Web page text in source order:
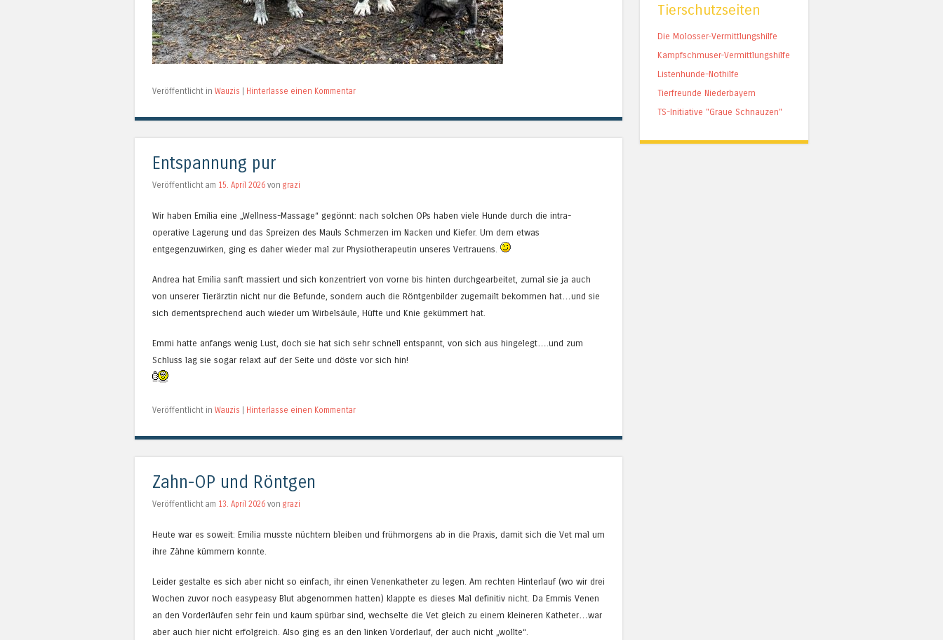
Veröffentlicht in Wauzis Hinterlasse einen Kommentar
Entspannung pur
Veröffentlicht am 15. April 2026 von grazi
Wir haben Emilia eine „Wellness-Massage“ gegönnt: nach solchen OPs haben viele Hunde durch die intra-
operative Lagerung und das Spreizen des Mauls Schmerzen im Nacken und Kiefer. Um dem etwas
entgegenzuwirken, ging es daher wieder mal zur Physiotherapeutin unseres Vertrauens.
Andrea hat Emilia sanft massiert und sich konzentriert von vorne bis hinten durchgearbeitet, zumal sie ja auch
von unserer Tierärztin nicht nur die Befunde, sondern auch die Röntgenbilder zugemailt bekommen hat…und sie
sich dementsprechend auch wieder um Wirbelsäule, Hüfte und Knie gekümmert hat.
Emmi hatte anfangs wenig Lust, doch sie hat sich sehr schnell entspannt, von sich aus hingelegt….und zum
Schluss lag sie sogar relaxt auf der Seite und döste vor sich hin!
Veröffentlicht in Wauzis Hinterlasse einen Kommentar
Zahn-OP und Röntgen
Veröffentlicht am 13. April 2026 von grazi
Heute war es soweit: Emilia musste nüchtern bleiben und frühmorgens ab in die Praxis, damit sich die Vet mal um
ihre Zähne kümmern konnte.
Leider gestalte es sich aber nicht so einfach, ihr einen Venenkatheter zu legen. Am rechten Hinterlauf (wo wir drei
Wochen zuvor noch easypeasy Blut abgenommen hatten) klappte es dieses Mal definitiv nicht. Da Emmis Venen
an den Vorderläufen sehr fein und kaum spürbar sind, wechselte die Vet gleich zu einem kleineren Katheter…war
aber auch hier nicht erfolgreich. Also ging es an den linken Vorderlauf, der auch nicht „wollte“.
Tierschutzseiten
Die Molosser-Vermittlungshilfe
Kampfschmuser-Vermittlungshilfe
Listenhunde-Nothilfe
Tierfreunde Niederbayern
TS-Initiative "Graue Schnauzen"